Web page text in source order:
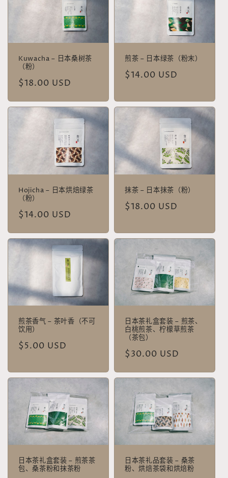
Kuwacha – 日本桑树茶
（粉）
常
价
$18.00 USD
煎茶 – 日本绿茶（粉末）
常
价
$14.00 USD
Hojicha – 日本烘焙绿茶
（粉）
常
价
格
$14.00 USD
抹茶 – 日本抹茶（粉）
常
价
$18.00 USD
煎茶香气 – 茶叶香（不可
饮用）
常
价
$5.00 USD
日本茶礼盒套装 – 煎茶、
白桃煎茶、柠檬草煎茶
（茶包）
常
价
$30.00 USD
日本茶礼盒套装 – 煎茶茶
包、桑茶粉和抹茶粉
日本茶礼品套装 – 桑茶
粉、烘焙茶袋和烘焙粉